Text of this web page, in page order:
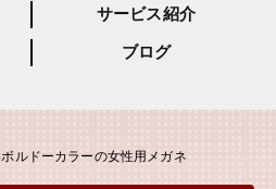
サービス紹介
ブログ
ルドーカラーの女性用メガネ